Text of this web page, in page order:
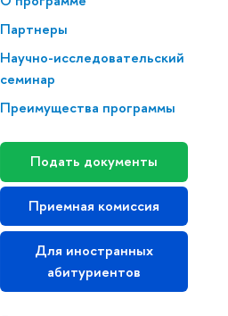
Партнеры
Научно-исследовательский
семинар
Преимущества программы
Подать документы
Приемная комиссия
Для иностранных
абитуриентов